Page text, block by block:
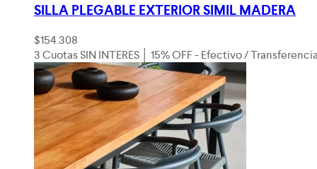
SILLA PLEGABLE EXTERIOR SIMIL MADERA
$154.308
3 Cuotas SIN INTERES │ 15% OFF - Efectivo /